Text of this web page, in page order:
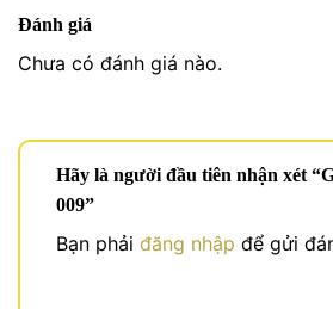
Đánh giá
Chưa có đánh giá nào.
Hãy là người đầu tiên nhận xét
009”
Bạn phải đăng nhập để gửi